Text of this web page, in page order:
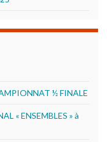
½ FINALE
« ENSEMBLES » à